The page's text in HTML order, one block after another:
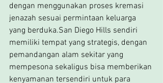
dengan menggunakan proses kremasi
jenazah sesuai permintaan keluarga
yang berduka.San Diego Hills sendiri
memiliki tempat yang strategis, dengan
pemandangan alam sekitar yang
mempesona sekaligus bisa memberikan
kenyamanan tersendiri untuk para